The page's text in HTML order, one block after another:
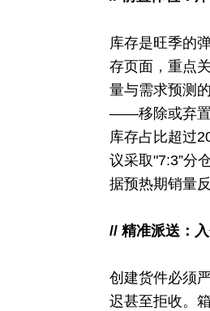
库存是旺季的
存页面，重点
量与需求预测
——移除或弃置
库存占比超过
议采取"7:3”分
据预热期销量
// 精准派送：
创建货件必须
迟甚至拒收。